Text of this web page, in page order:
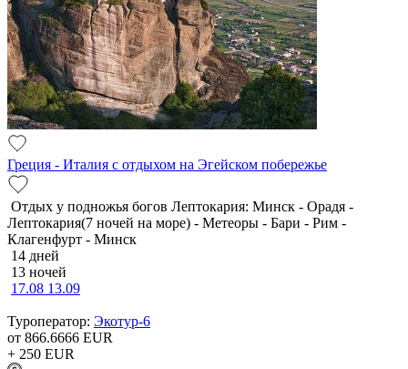
Греция - Италия с отдыхом на Эгейском побережье
Отдых у подножья богов Лептокария: Минск - Орадя -
Лептокария(7 ночей на море) - Метеоры - Бари - Рим -
Клагенфурт - Минск
14 дней
13 ночей
17.08 13.09
Туроператор: Экотур-6
от 866.6666 EUR
+ 250 EUR